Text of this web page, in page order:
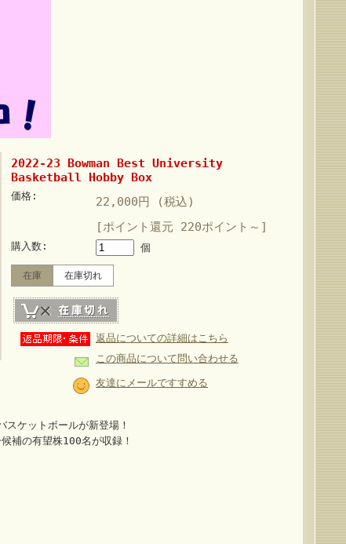
2022-23 Bowman Best University
Basketball Hobby Box
価格:
22,000円 (税込)
[ポイント還元 220ポイント～]
購入数: 個
在庫 在庫切れ
返品についての詳細はこちら
この商品について問い合わせる
友達にメールですすめる
スケットボールが新登場！
補の有望株100名が収録！